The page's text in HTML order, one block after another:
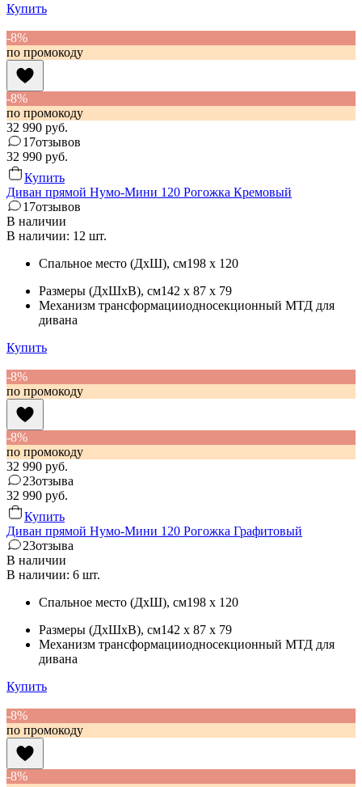
Купить
-8%
по промокоду
-8%
по промокоду
32 990 руб.
17отзывов
32 990 руб.
Купить
Диван прямой Нумо-Мини 120 Рогожка Кремовый
17отзывов
В наличии
В наличии: 12 шт.
Спальное место (ДхШ), см198 x 120
Размеры (ДхШхВ), см142 x 87 x 79
Механизм трансформацииодносекционный МТД для
дивана
Купить
-8%
по промокоду
-8%
по промокоду
32 990 руб.
23отзыва
32 990 руб.
Купить
Диван прямой Нумо-Мини 120 Рогожка Графитовый
23отзыва
В наличии
В наличии: 6 шт.
Спальное место (ДхШ), см198 x 120
Размеры (ДхШхВ), см142 x 87 x 79
Механизм трансформацииодносекционный МТД для
дивана
Купить
-8%
по промокоду
-8%